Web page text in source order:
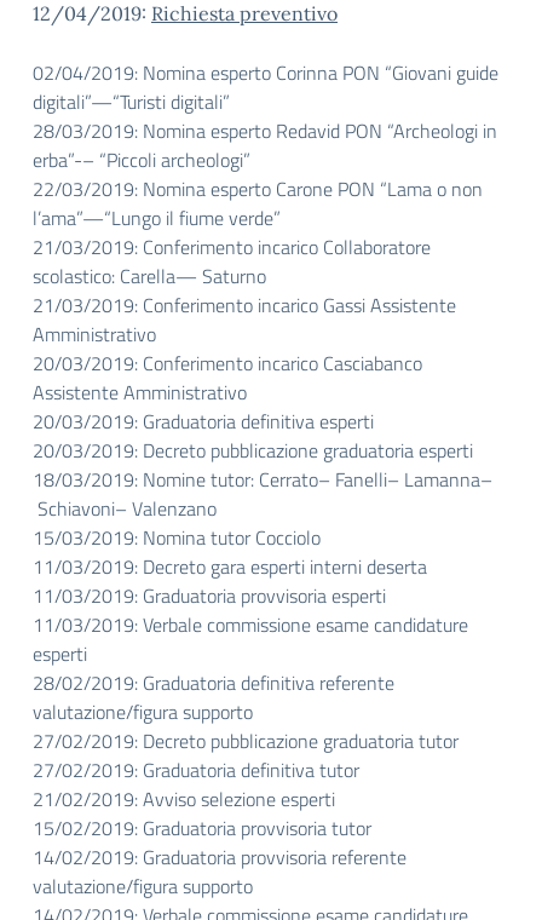
12/04/2019: Richiesta preventivo
02/04/2019: Nomina esperto Corinna PON “Giovani guide
digitali”—“Turisti digitali”
28/03/2019: Nomina esperto Redavid PON “Archeologi in
erba”-– “Piccoli archeologi”
22/03/2019: Nomina esperto Carone PON “Lama o non
l’ama”—“Lungo il fiume verde”
21/03/2019: Conferimento incarico Collaboratore
scolastico: Carella— Saturno
21/03/2019: Conferimento incarico Gassi Assistente
Amministrativo
20/03/2019: Conferimento incarico Casciabanco
Assistente Amministrativo
20/03/2019: Graduatoria definitiva esperti
20/03/2019: Decreto pubblicazione graduatoria esperti
18/03/2019: Nomine tutor: Cerrato– Fanelli– Lamanna–
Schiavoni– Valenzano
15/03/2019: Nomina tutor Cocciolo
11/03/2019: Decreto gara esperti interni deserta
11/03/2019: Graduatoria provvisoria esperti
11/03/2019: Verbale commissione esame candidature
esperti
28/02/2019: Graduatoria definitiva referente
valutazione/figura supporto
27/02/2019: Decreto pubblicazione graduatoria tutor
27/02/2019: Graduatoria definitiva tutor
21/02/2019: Avviso selezione esperti
15/02/2019: Graduatoria provvisoria tutor
14/02/2019: Graduatoria provvisoria referente
valutazione/figura supporto